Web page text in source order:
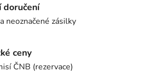
doručení
neoznačené zásilky
ceny
ČNB (rezervace)